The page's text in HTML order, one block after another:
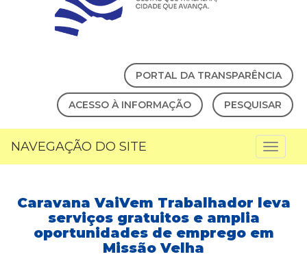
PORTAL DA TRANSPARÊNCIA
ACESSO À INFORMAÇÃO PESQUISAR
NAVEGAÇÃO DO SITE
Caravana VaiVem Trabalhador leva
serviços gratuitos e amplia
oportunidades de emprego em
Missão Velha